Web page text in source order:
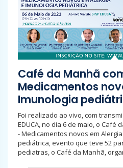
Café da Manhã
Medicamentos
Imunologia
Foi realizado ao vivo, com
EDUCA, no dia 6 de maio, o Café
- Medicamentos novos em
pediátrica, evento que teve 52
pediatras, o Café da Manhã,